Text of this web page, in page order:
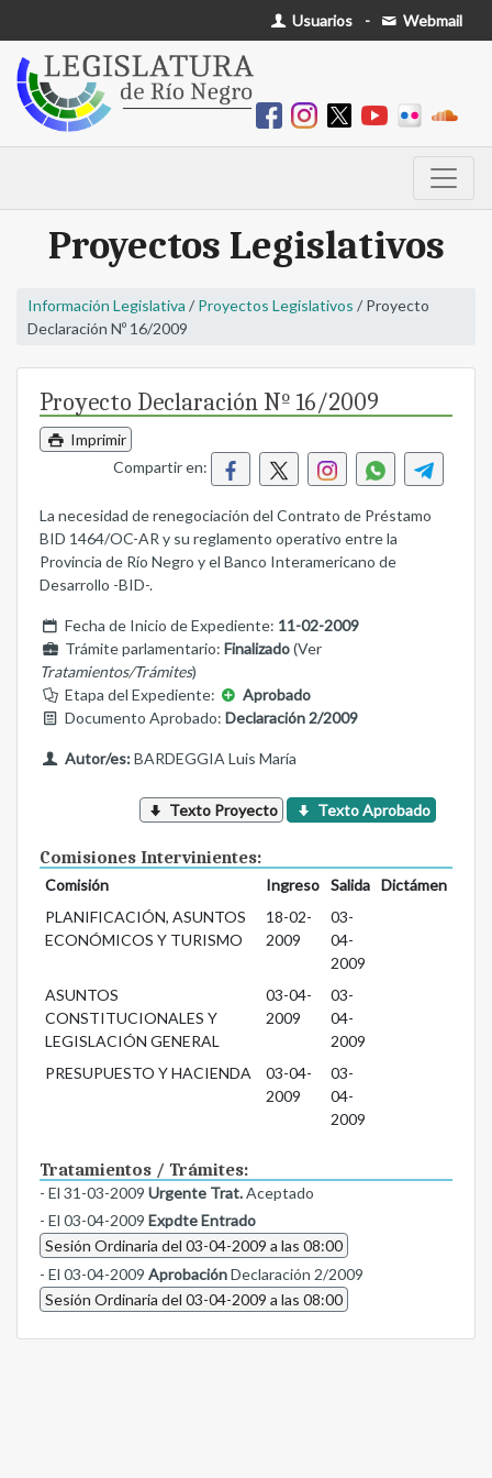
Usuarios - Webmail
Proyectos Legislativos
Información Legislativa / Proyectos Legislativos / Proyecto
Declaración Nº 16/2009
Proyecto Declaración Nº 16/2009
Imprimir
Compartir en:
La necesidad de renegociación del Contrato de Préstamo
BID 1464/OC-AR y su reglamento operativo entre la
Provincia de Río Negro y el Banco Interamericano de
Desarrollo -BID-.
Fecha de Inicio de Expediente: 11-02-2009
Trámite parlamentario: Finalizado(Ver
Tratamientos/Trámites)
Etapa del Expediente:
Aprobado
Documento Aprobado: Declaración 2/2009
Autor/es:BARDEGGIA Luis María
Texto Proyecto Texto Aprobado
Comisiones Intervinientes:
Comisión Ingreso Salida
Dictámen
PLANIFICACIÓN, ASUNTOS
ECONÓMICOS Y TURISMO
18-02-
2009
03-
04-
2009
ASUNTOS
CONSTITUCIONALES Y
LEGISLACIÓN GENERAL
03-04-
2009
03-
04-
2009
PRESUPUESTO Y HACIENDA
03-04-
2009
03-
04-
2009
Tratamientos / Trámites:
- El 31-03-2009 Urgente Trat.Aceptado
- El 03-04-2009 Expdte Entrado
Sesión Ordinaria del 03-04-2009 a las 08:00
- El 03-04-2009 AprobaciónDeclaración 2/2009
Sesión Ordinaria del 03-04-2009 a las 08:00